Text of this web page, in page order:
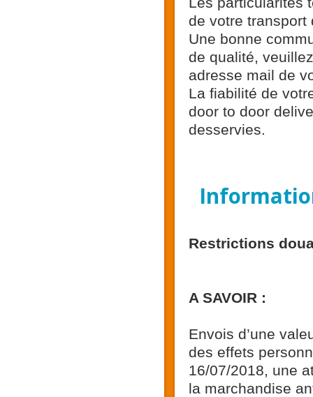
de votre transport
Une bonne
de qualité,
adresse mail de
La fiabilité de
door to door
desservies.
Restrictions
A SAVOIR :
Envois d’une
des effets
16/07/2018, une
la marchandise